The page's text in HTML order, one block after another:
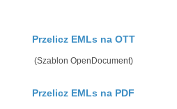
Przelicz EMLs na OTT
(Szablon OpenDocument)
Przelicz EMLs na PDF